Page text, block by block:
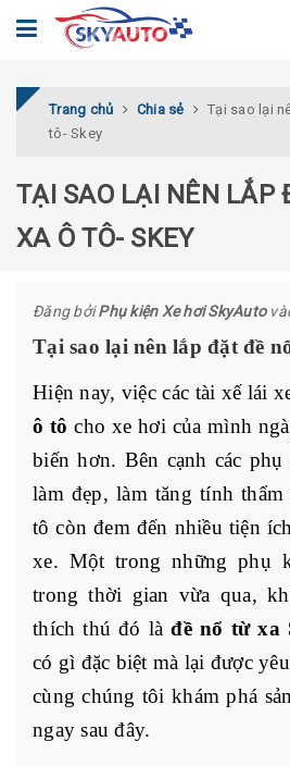
Trang chủ Chia sẻ
Tại sao lại
tô- Skey
TẠI SAO LẠI NÊN LẮP
XA Ô TÔ- SKEY
Đăng bởiPhụ kiện Xe hơi SkyAuto
Tại sao lại nên lắp đặt đề
Hiện nay, việc các tài xế lái
ô tô cho xe hơi của mình
biến hơn. Bên cạnh các
làm đẹp, làm tăng tính
tô còn đem đến nhiều tiện
xe. Một trong những phụ
trong thời gian vừa qua,
thích thú đó làđề nổ từ xa
có gì đặc biệt mà lại được
cùng chúng tôi khám phá
ngay sau đây.